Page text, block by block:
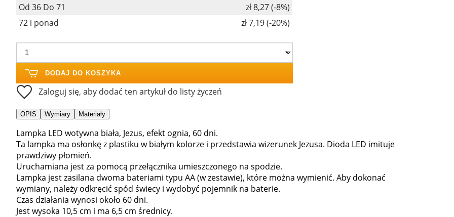
Od 36 Do 71
zł 8,27 (-8%)
72 i ponad
zł 7,19 (-20%)
DODAJ DO KOSZYKA
Zaloguj się, aby dodać ten artykuł do listy życzeń
OPIS Wymiary Materiały
Lampka LED wotywna biała, Jezus, efekt ognia, 60 dni.
Ta lampka ma osłonkę z plastiku w białym kolorze i przedstawia wizerunek Jezusa. Dioda LED imituje
prawdziwy płomień.
Uruchamiana jest za pomocą przełącznika umieszczonego na spodzie.
Lampka jest zasilana dwoma bateriami typu AA (w zestawie), które można wymienić. Aby dokonać
wymiany, należy odkręcić spód świecy i wydobyć pojemnik na baterie.
Czas działania wynosi około 60 dni.
Jest wysoka 10,5 cm i ma 6,5 cm średnicy.